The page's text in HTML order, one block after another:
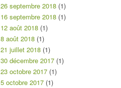
26 septembre 2018 (1)
16 septembre 2018 (1)
12 août 2018 (1)
8 août 2018 (1)
21 juillet 2018 (1)
30 décembre 2017 (1)
23 octobre 2017 (1)
5 octobre 2017 (1)